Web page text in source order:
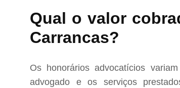
Qual o valor
Carrancas?
Os honorários advocatícios
advogado e os serviços